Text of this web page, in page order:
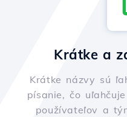
Krátke a
Krátke názvy sú
písanie, čo
používateľov a